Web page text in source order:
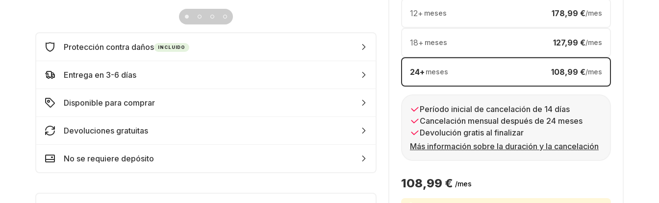
12+ meses 178,99 €/mes
18+ meses 127,99 €/mes
24+ meses 108,99 €/mes
Período inicial de cancelación de 14 días
Cancelación mensual después de 24 meses
Devolución gratis al finalizar
Más información sobre la duración y la cancelación
108,99 € /mes
Protección contra daños INCLUIDO
Entrega en 3-6 días
Disponible para comprar
Devoluciones gratuitas
No se requiere depósito